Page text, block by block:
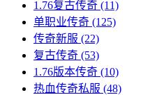
1.76复古传奇 (11)
单职业传奇 (125)
传奇新服 (22)
复古传奇 (53)
1.76版本传奇 (10)
热血传奇私服 (48)